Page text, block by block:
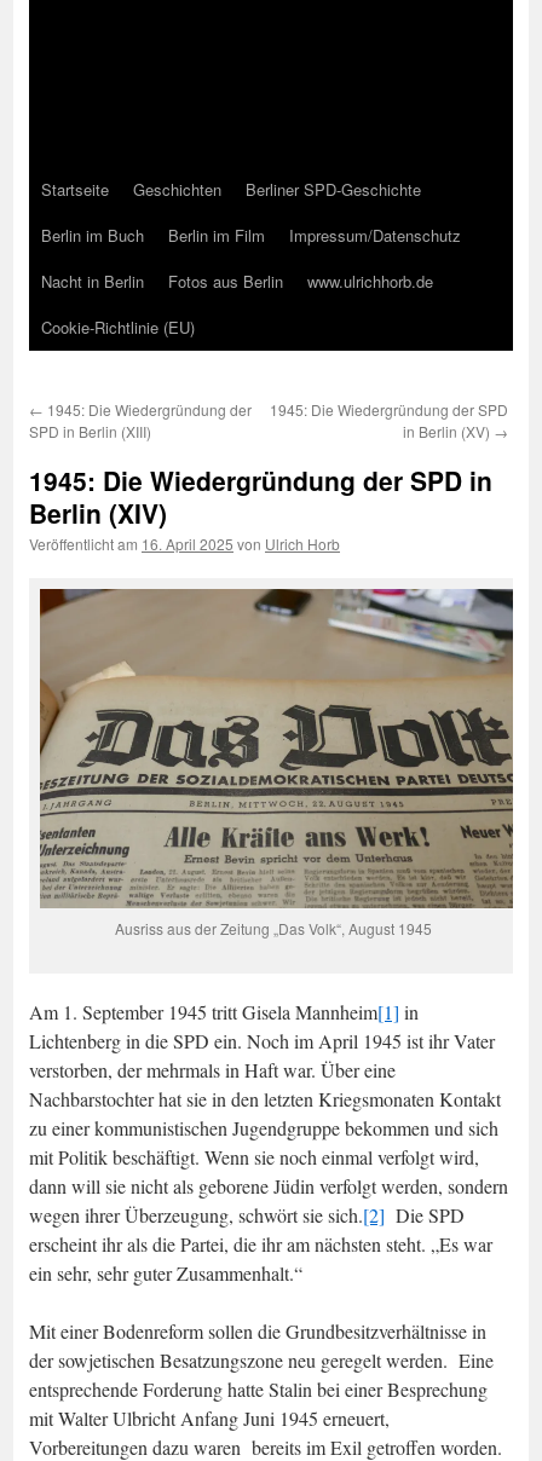
Startseite Geschichten
Berliner SPD-Geschichte
Berlin im Buch
Berlin im Film
Impressum/Datenschutz
Nacht in Berlin
Fotos aus Berlin
www.ulrichhorb.de
Cookie-Richtlinie (EU)
← 1945: Die Wiedergründung der
SPD in Berlin (XIII)
1945: Die Wiedergründung der SPD
in Berlin (XV) →
1945: Die Wiedergründung der SPD in
Berlin (XIV)
Veröffentlicht am 16. April 2025 von Ulrich Horb
Ausriss aus der Zeitung „Das Volk“, August 1945
Am 1. September 1945 tritt Gisela Mannheim[1] in
Lichtenberg in die SPD ein. Noch im April 1945 ist ihr Vater
verstorben, der mehrmals in Haft war. Über eine
Nachbarstochter hat sie in den letzten Kriegsmonaten Kontakt
zu einer kommunistischen Jugendgruppe bekommen und sich
mit Politik beschäftigt. Wenn sie noch einmal verfolgt wird,
dann will sie nicht als geborene Jüdin verfolgt werden, sondern
wegen ihrer Überzeugung, schwört sie sich.[2] Die SPD
erscheint ihr als die Partei, die ihr am nächsten steht. „Es war
ein sehr, sehr guter Zusammenhalt.“
Mit einer Bodenreform sollen die Grundbesitzverhältnisse in
der sowjetischen Besatzungszone neu geregelt werden. Eine
entsprechende Forderung hatte Stalin bei einer Besprechung
mit Walter Ulbricht Anfang Juni 1945 erneuert,
Vorbereitungen dazu waren bereits im Exil getroffen worden.